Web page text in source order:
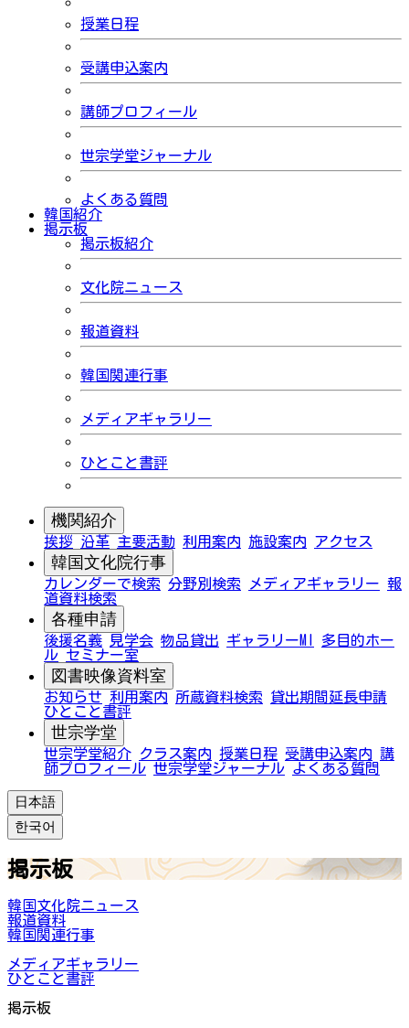
授業日程
受講申込案内
講師プロフィール
世宗学堂ジャーナル
よくある質問
韓国紹介
掲示板
掲示板紹介
文化院ニュース
報道資料
韓国関連行事
メディアギャラリー
ひとこと書評
機関紹介
挨拶 沿革 主要活動 利用案内 施設案内 アクセス
韓国文化院行事
カレンダーで検索 分野別検索 メディアギャラリー 報
道資料検索
各種申請
後援名義 見学会 物品貸出 ギャラリーMI
多目的ホー
ル セミナー室
図書映像資料室
お知らせ 利用案内 所蔵資料検索
貸出期間延長申請
ひとこと書評
世宗学堂
世宗学堂紹介 クラス案内 授業日程 受講申込案内 講
師プロフィール 世宗学堂ジャーナル よくある質問
日本語
한국어
掲示板
韓国文化院ニュース
報道資料
韓国関連行事
メディアギャラリー
ひとこと書評
掲示板